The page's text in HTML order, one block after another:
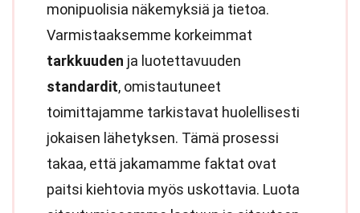
monipuolisia näkemyksiä ja tietoa.
Varmistaaksemme korkeimmat
tarkkuuden ja luotettavuuden
standardit, omistautuneet
toimittajamme tarkistavat huolellisesti
jokaisen lähetyksen. Tämä prosessi
takaa, että jakamamme faktat ovat
paitsi kiehtovia myös uskottavia. Luota